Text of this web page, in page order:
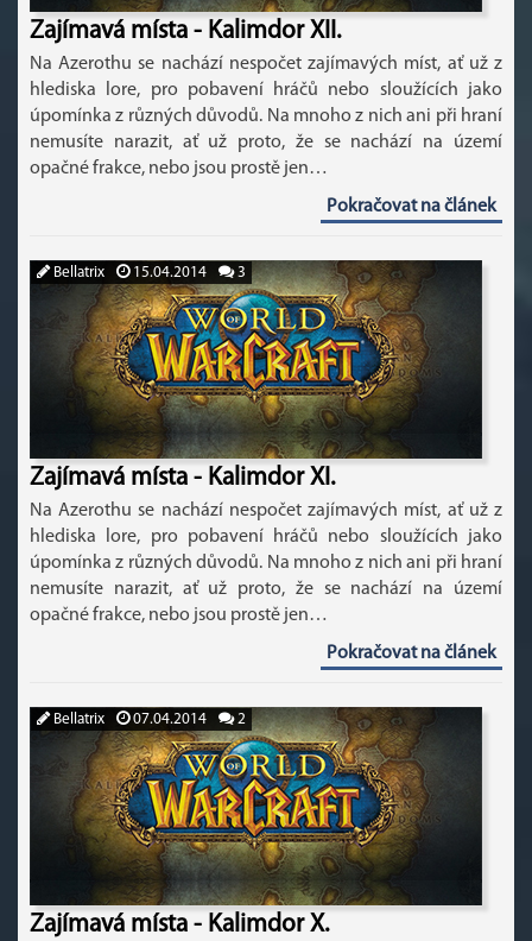
Zajímavá místa - Kalimdor XII.
Na Azerothu se nachází nespočet zajímavých míst, ať už z
hlediska lore, pro pobavení hráčů nebo sloužících jako
úpomínka z různých důvodů. Na mnoho z nich ani při hraní
nemusíte narazit, ať už proto, že se nachází na území
opačné frakce, nebo jsou prostě jen…
Pokračovat na článek
Bellatrix 15.04.2014 3
Zajímavá místa - Kalimdor XI.
Na Azerothu se nachází nespočet zajímavých míst, ať už z
hlediska lore, pro pobavení hráčů nebo sloužících jako
úpomínka z různých důvodů. Na mnoho z nich ani při hraní
nemusíte narazit, ať už proto, že se nachází na území
opačné frakce, nebo jsou prostě jen…
Pokračovat na článek
Bellatrix 07.04.2014 2
Zajímavá místa - Kalimdor X.